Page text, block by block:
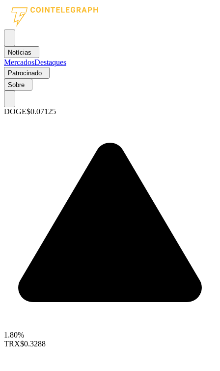
Notícias
MercadosDestaques
Patrocinado
Sobre
DOGE$0.07125
1.80%
TRX$0.3288